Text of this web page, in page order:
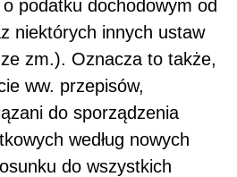
podatku dochodowym od
niektórych innych ustaw
zm.). Oznacza to także,
ww. przepisów,
do sporządzenia
według nowych
do wszystkich